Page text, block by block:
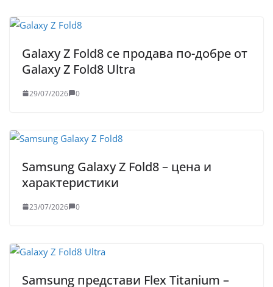
Galaxy Z Fold8 се продава по-добре от
Galaxy Z Fold8 Ultra
29/07/2026 0
Samsung Galaxy Z Fold8 – цена и
характеристики
23/07/2026 0
Samsung представи Flex Titanium –